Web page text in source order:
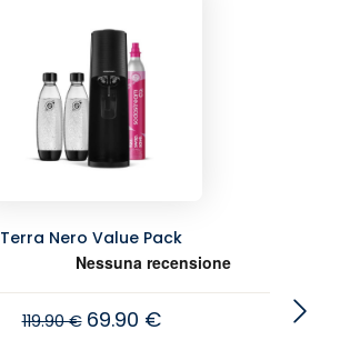
Terra Nero Value Pack
119.90 € 69.90 €